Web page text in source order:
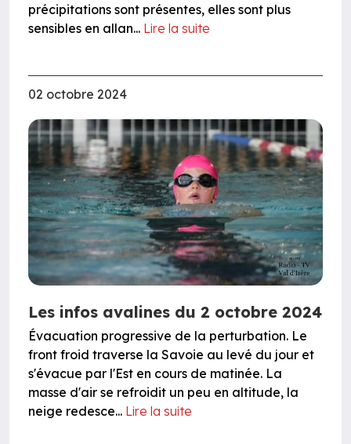
précipitations sont présentes, elles sont plus
sensibles en allan... Lire la suite
02 octobre 2024
Les infos avalines du 2 octobre 2024
Évacuation progressive de la perturbation. Le
front froid traverse la Savoie au levé du jour et
s'évacue par l'Est en cours de matinée. La
masse d'air se refroidit un peu en altitude, la
neige redesce... Lire la suite